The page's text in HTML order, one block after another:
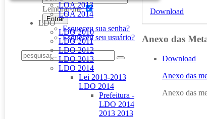
Lembrar-me
Entrar
Esqueceu sua senha?
Esqueceu seu usuário?
Download
Anexo das
Download
Anexo das
Anexo das
LOA 2013
LOA 2014
LDO
LDO 2010
LDO 2011
LDO 2012
LDO 2013
LDO 2014
Lei 2013-2013
LDO 2014
Prefeitura -
LDO 2014
2013 2013